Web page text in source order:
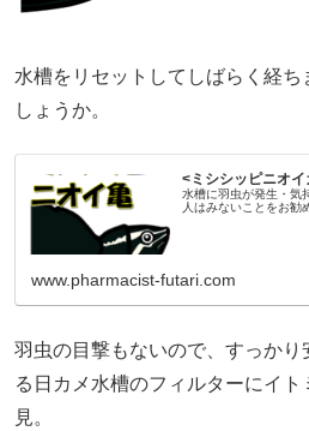
水槽をリセットしてしばらく経
しょうか。
<ミシシッピニオ
水槽に羽虫が発生・気
人はみないことをお勧
www.pharmacist-futari.com
羽虫の目撃もないので、すっか
る日カメ水槽のフィルターにイ
見。